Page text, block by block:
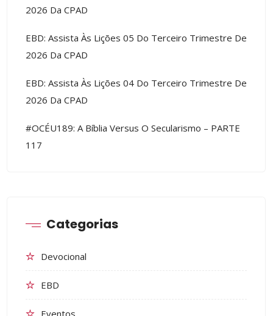
2026 Da CPAD
EBD: Assista Às Lições 05 Do Terceiro Trimestre De
2026 Da CPAD
EBD: Assista Às Lições 04 Do Terceiro Trimestre De
2026 Da CPAD
#OCÉU189: A Bíblia Versus O Secularismo – PARTE
117
Categorias
Devocional
EBD